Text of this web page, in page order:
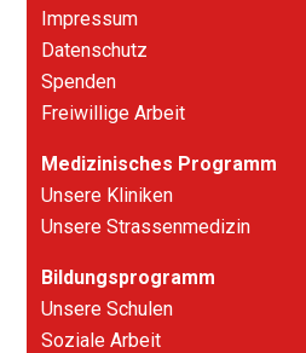
Impressum
Datenschutz
Spenden
Freiwillige Arbeit
Medizinisches Programm
Unsere Kliniken
Unsere Strassenmedizin
Bildungsprogramm
Unsere Schulen
Soziale Arbeit